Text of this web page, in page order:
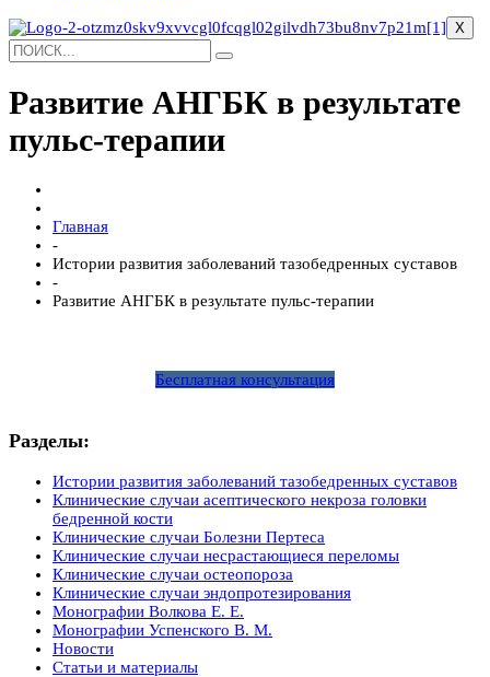
X
Развитие АНГБК в результате
пульс-терапии
Главная
-
Истории развития заболеваний тазобедренных суставов
-
Развитие АНГБК в результате пульс-терапии
Бесплатная консультация
Разделы:
Истории развития заболеваний тазобедренных суставов
Клинические случаи асептического некроза головки
бедренной кости
Клинические случаи Болезни Пертеса
Клинические случаи несрастающиеся переломы
Клинические случаи остеопороза
Клинические случаи эндопротезирования
Монографии Волкова Е. Е.
Монографии Успенского В. М.
Новости
Статьи и материалы